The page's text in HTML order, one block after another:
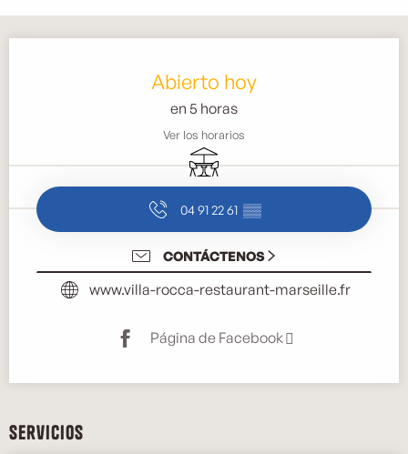
Abierto hoy
en 5 horas
Ver los horarios
Terraza
04 91 22 61 ▒▒
CONTÁCTENOS
www.villa-rocca-restaurant-marseille.fr
Página de Facebook
Servicios